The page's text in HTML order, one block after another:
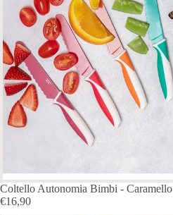
Coltello Autonomia Bimbi - Caramello
€16,90